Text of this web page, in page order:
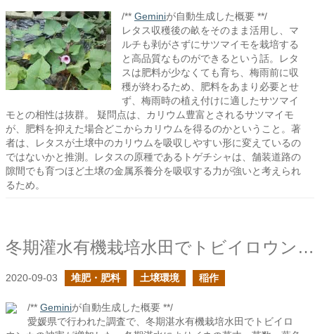
/** Geminiが自動生成した概要 **/
レタス収穫後の畝をそのまま活用し、マ
ルチも剥がさずにサツマイモを栽培する
と高品質なものができるという話。レタ
スは肥料が少なくても育ち、梅雨前に収
穫が終わるため、肥料をあまり必要とせ
ず、梅雨時の植え付けに適したサツマイ
モとの相性は抜群。 疑問点は、カリウム豊富とされるサツマイモ
が、肥料を抑えた場合どこからカリウムを得るのかということ。著
者は、レタスが土壌中のカリウムを吸収しやすい形に変えているの
ではないかと推測。レタスの原種であるトゲチシャは、舗装道路の
隙間でも育つほど土壌の金属系養分を吸収する力が強いと考えられ
るため。
冬期灌水有機栽培水田でトビイロウンカの被害が増えた報告から得られること
2020-09-03 堆肥・肥料 土壌環境 稲作
/** Geminiが自動生成した概要 **/
愛媛県で行われた調査で、冬期湛水有機栽培水田でトビイロ